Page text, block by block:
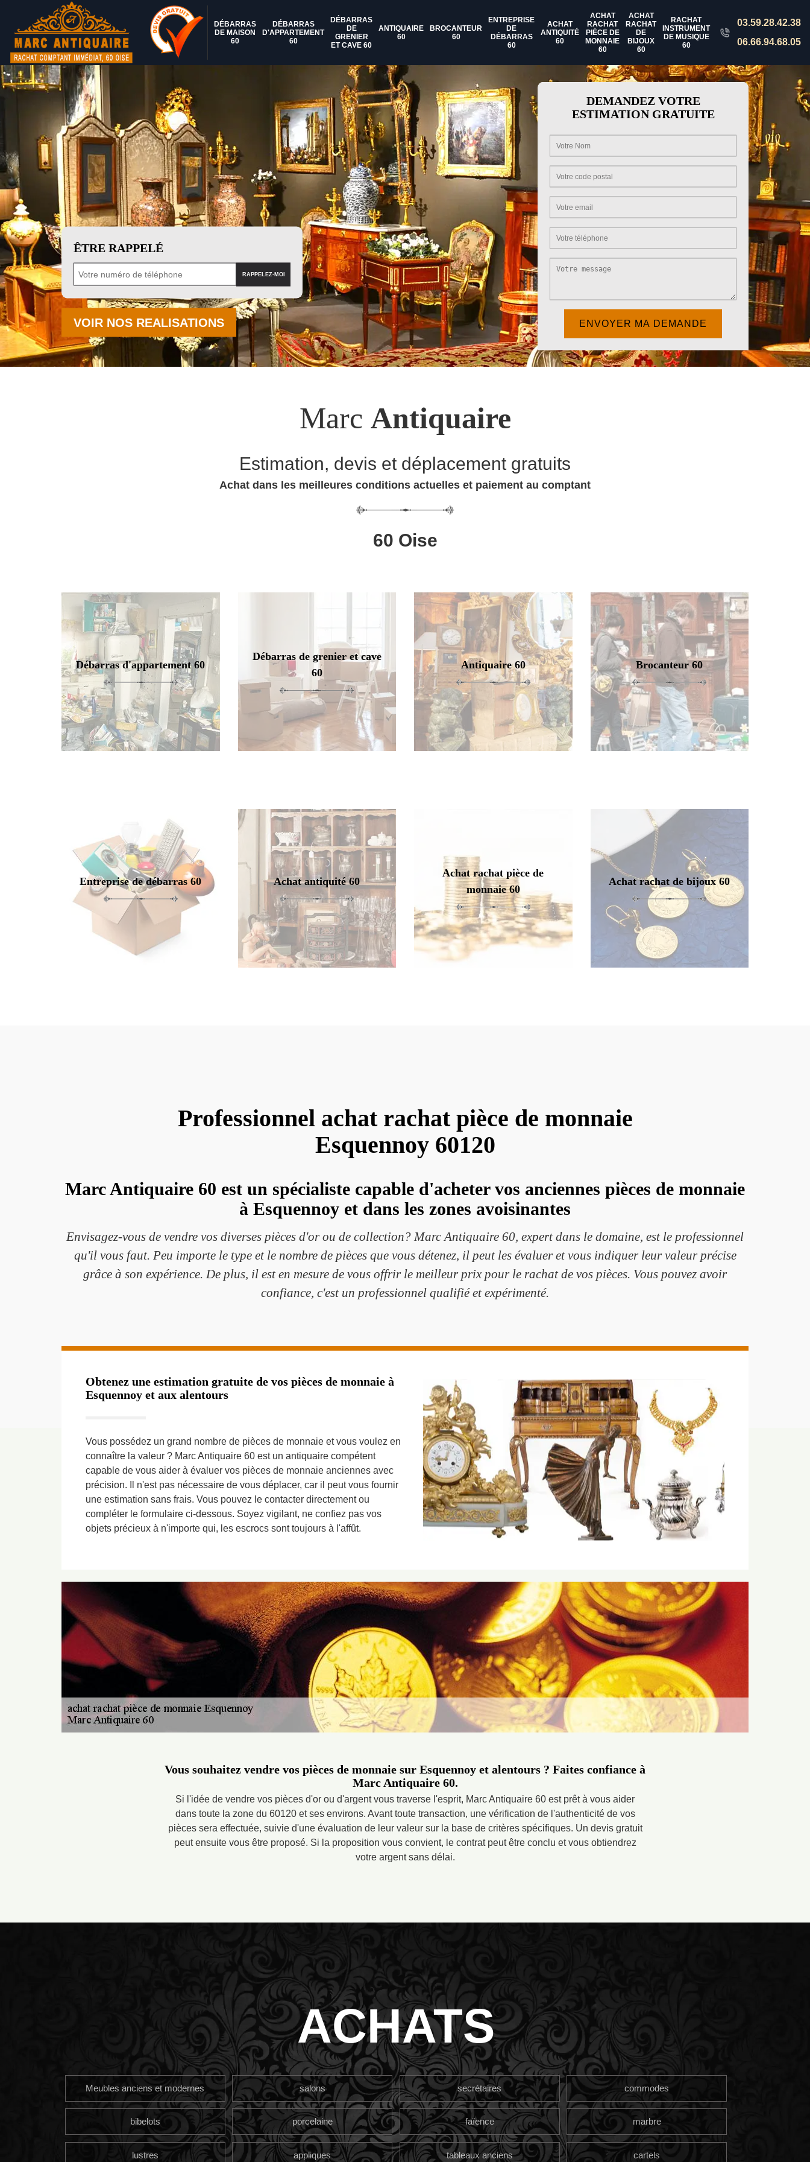
DÉBARRAS
DE MAISON
60
DÉBARRAS
D'APPARTEMENT
60
DÉBARRAS
DE
GRENIER
ET CAVE 60
ANTIQUAIRE
60
BROCANTEUR
60
ENTREPRISE
DE
DÉBARRAS
60
ACHAT
ANTIQUITÉ
60
ACHAT
RACHAT
PIÈCE DE
MONNAIE
60
ACHAT
RACHAT
DE
BIJOUX
60
RACHAT
INSTRUMENT
DE MUSIQUE
60
03.59.28.42.38
06.66.94.68.05
ÊTRE RAPPELÉ
VOIR NOS REALISATIONS
DEMANDEZ VOTRE
ESTIMATION GRATUITE
Marc Antiquaire
Estimation, devis et déplacement gratuits
Achat dans les meilleures conditions actuelles et paiement au comptant
60 Oise
Débarras d'appartement 60
Débarras de grenier et cave
60
Antiquaire 60 Brocanteur 60
Entreprise de débarras 60 Achat antiquité 60
Achat rachat pièce de
monnaie 60
Achat rachat de bijoux 60
Professionnel achat rachat pièce de monnaie
Esquennoy 60120
Marc Antiquaire 60 est un spécialiste capable d'acheter vos anciennes pièces de monnaie
à Esquennoy et dans les zones avoisinantes
Envisagez-vous de vendre vos diverses pièces d'or ou de collection? Marc Antiquaire 60, expert dans le domaine, est le professionnel
qu'il vous faut. Peu importe le type et le nombre de pièces que vous détenez, il peut les évaluer et vous indiquer leur valeur précise
grâce à son expérience. De plus, il est en mesure de vous offrir le meilleur prix pour le rachat de vos pièces. Vous pouvez avoir
confiance, c'est un professionnel qualifié et expérimenté.
Obtenez une estimation gratuite de vos pièces de monnaie à
Esquennoy et aux alentours
Vous possédez un grand nombre de pièces de monnaie et vous voulez en
connaître la valeur ? Marc Antiquaire 60 est un antiquaire compétent
capable de vous aider à évaluer vos pièces de monnaie anciennes avec
précision. Il n'est pas nécessaire de vous déplacer, car il peut vous fournir
une estimation sans frais. Vous pouvez le contacter directement ou
compléter le formulaire ci-dessous. Soyez vigilant, ne confiez pas vos
objets précieux à n'importe qui, les escrocs sont toujours à l'affût.
Vous souhaitez vendre vos pièces de monnaie sur Esquennoy et alentours ? Faites confiance à
Marc Antiquaire 60.
Si l'idée de vendre vos pièces d'or ou d'argent vous traverse l'esprit, Marc Antiquaire 60 est prêt à vous aider
dans toute la zone du 60120 et ses environs. Avant toute transaction, une vérification de l'authenticité de vos
pièces sera effectuée, suivie d'une évaluation de leur valeur sur la base de critères spécifiques. Un devis gratuit
peut ensuite vous être proposé. Si la proposition vous convient, le contrat peut être conclu et vous obtiendrez
votre argent sans délai.
ACHATS
Meubles anciens et modernes salons secrétaires commodes
bibelots porcelaine faïence marbre
lustres appliques tableaux anciens cartels